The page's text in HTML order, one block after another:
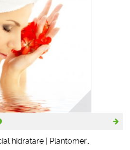
hidratare | Plantomer...